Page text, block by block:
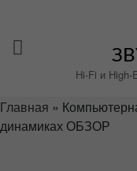
содержимому
Hi-Fi и High-
Главная »
динамиках ОБЗОР